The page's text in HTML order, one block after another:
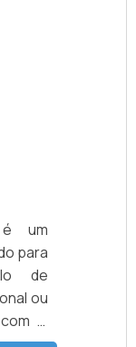
um
para
de
ou
a